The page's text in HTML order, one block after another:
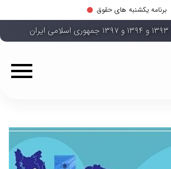
برنامه یکشنبه های حقوق